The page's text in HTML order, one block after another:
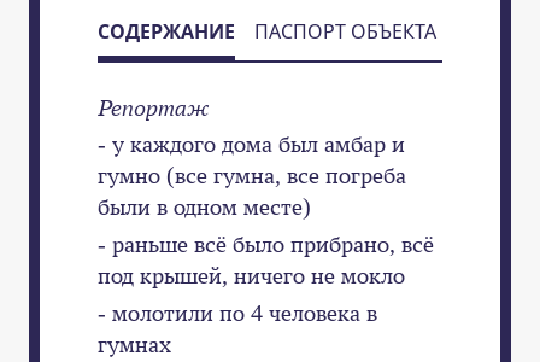
СОДЕРЖАНИЕ ПАСПОРТ ОБЪЕКТА
Репортаж
- у каждого дома был амбар и
гумно (все гумна, все погреба
были в одном месте)
- раньше всё было прибрано, всё
под крышей, ничего не мокло
- молотили по 4 человека в
гумнах